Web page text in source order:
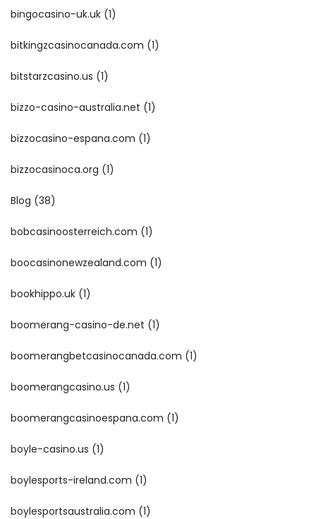
bingocasino-uk.uk (1)
bitkingzcasinocanada.com (1)
bitstarzcasino.us (1)
bizzo-casino-australia.net (1)
bizzocasino-espana.com (1)
bizzocasinoca.org (1)
Blog (38)
bobcasinoosterreich.com (1)
boocasinonewzealand.com (1)
bookhippo.uk (1)
boomerang-casino-de.net (1)
boomerangbetcasinocanada.com (1)
boomerangcasino.us (1)
boomerangcasinoespana.com (1)
boyle-casino.us (1)
boylesports-ireland.com (1)
boylesportsaustralia.com (1)